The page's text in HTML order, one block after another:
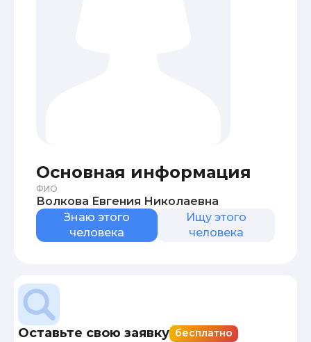
Основная информация
ФИО
Волкова Евгения Николаевна
Знаю этого
человека
Ищу этого
человека
Оставьте свою заявку бесплатно